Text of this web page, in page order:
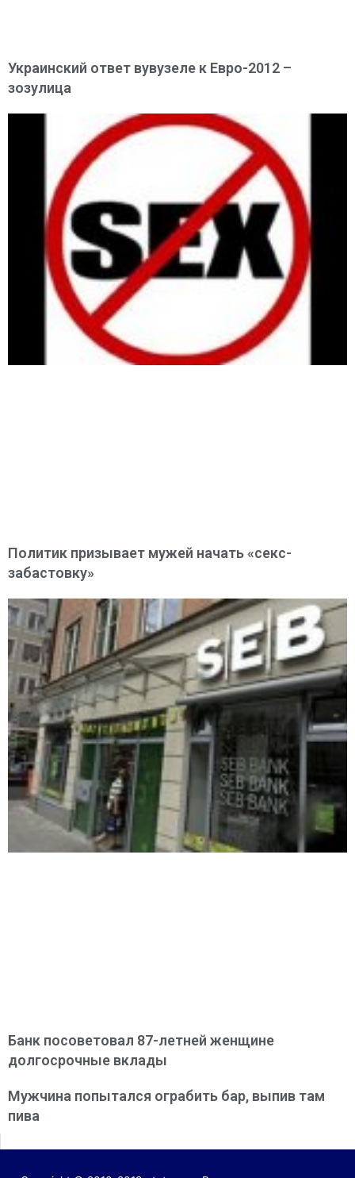
Украинский ответ вувузеле к Евро-2012 –
зозулица
Политик призывает мужей начать «секс-
забастовку»
Банк посоветовал 87-летней женщине
долгосрочные вклады
Мужчина попытался ограбить бар, выпив там
пива